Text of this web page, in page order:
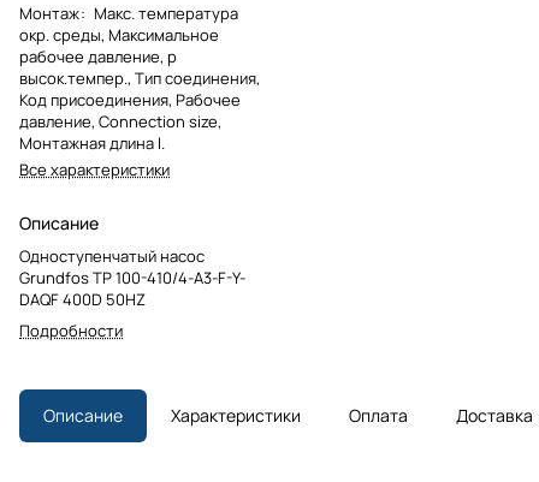
Монтаж: Макс. температура
окр. среды, Максимальное
рабочее давление, p
высок.темпер., Тип соединения,
Код присоединения, Рабочее
давление, Connection size,
Монтажная длина l.
Все характеристики
Описание
Одноступенчатый насос
Grundfos TP 100-410/4-A3-F-Y-
DAQF 400D 50HZ
Подробности
Описание Характеристики Оплата Доставка